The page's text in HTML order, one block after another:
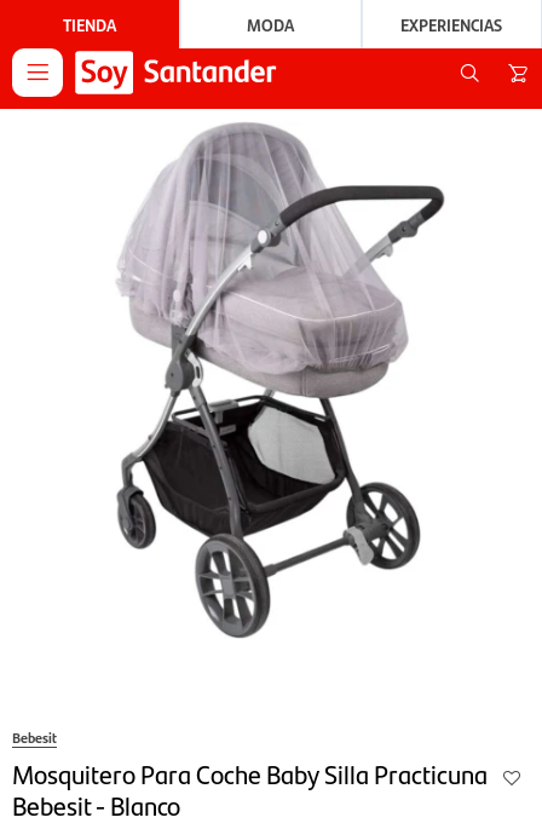
TIENDA MODA EXPERIENCIAS

Bebesit
Mosquitero Para Coche Baby Silla Practicuna
Bebesit - Blanco